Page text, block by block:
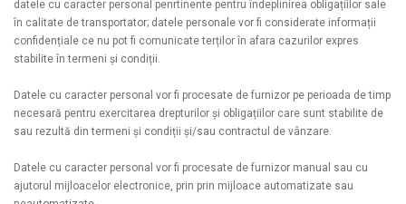
datele cu caracter personal penrtinente pentru îndeplinirea obligațiilor sale
în calitate de transportator; datele personale vor fi considerate informații
confidențiale ce nu pot fi comunicate terților în afara cazurilor expres
stabilite în termeni și condiții.
Datele cu caracter personal vor fi procesate de furnizor pe perioada de timp
necesară pentru exercitarea drepturilor și obligațiilor care sunt stabilite de
sau rezultă din termeni și condiții și/sau contractul de vânzare.
Datele cu caracter personal vor fi procesate de furnizor manual sau cu
ajutorul mijloacelor electronice, prin prin mijloace automatizate sau